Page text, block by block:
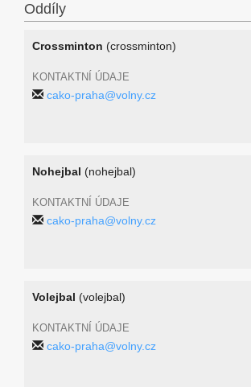
Oddíly
Crossminton (crossminton)
KONTAKTNÍ ÚDAJE
cako-praha@volny.cz
Nohejbal (nohejbal)
KONTAKTNÍ ÚDAJE
cako-praha@volny.cz
Volejbal (volejbal)
KONTAKTNÍ ÚDAJE
cako-praha@volny.cz